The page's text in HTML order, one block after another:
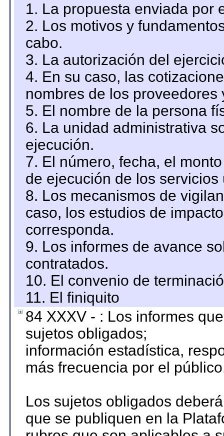
1. La propuesta enviada por
2. Los motivos y
cabo.
3. La autorización del
4. En su caso, las
nombres de los proveedores
5. El nombre de la persona
6. La unidad administrativa
ejecución.
7. El número, fecha, el
de ejecución de los servicios
8. Los mecanismos de
caso, los estudios de
corresponda.
9. Los informes de avance
contratados.
10. El convenio de
11. El finiquito
84 XXXV - : Los informes
sujetos obligados;
información estadística,
más frecuencia por el
Los sujetos obligados
que se publiquen en la